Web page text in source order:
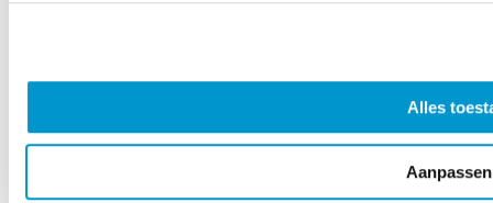
Alles
Aanpassen